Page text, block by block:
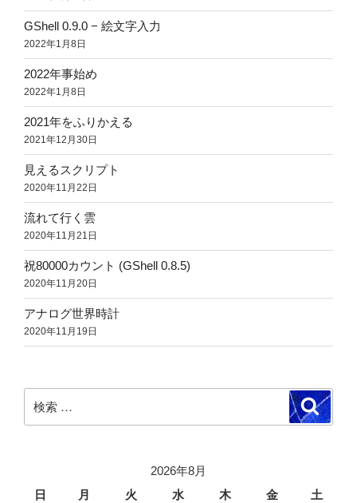
GShell 0.9.0 − 絵文字入力
2022年1月8日
2022年事始め
2022年1月8日
2021年をふりかえる
2021年12月30日
見えるスクリプト
2020年11月22日
流れて行く雲
2020年11月21日
祝80000カウント (GShell 0.8.5)
2020年11月20日
アナログ世界時計
2020年11月19日
索:
検
索
2026年8月
日
月 火 水 木 金 土